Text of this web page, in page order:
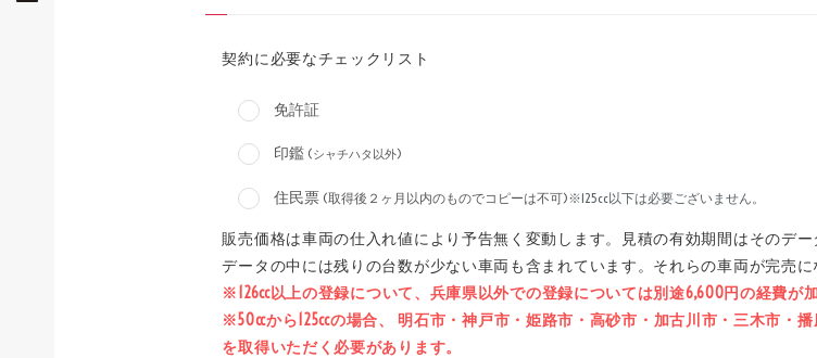
契約に必要なチェックリスト
免許証
印鑑 (シャチハタ以外)
住民票 (取得後２ヶ月以内のものでコピーは不可)※125cc以下は必要ございません。
販売価格は車両の仕入れ値により予告無く変動します。見積の有効期間はそのデー
データの中には残りの台数が少ない車両も含まれています。それらの車両が完売に
※126cc以上の登録について、兵庫県以外での登録については別途6,600円の経費が
※50ccから125ccの場合、 明石市・神戸市・姫路市・高砂市・加古川市・三木市・
を取得いただく必要があります。